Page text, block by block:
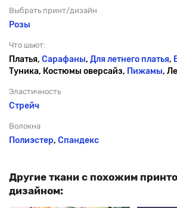
Выбрать принт/дизайн
Розы
Что шьют:
Платья, Сарафаны, Для летнего платья,
Туника, Костюмы оверсайз, Пижамы,
Эластичность
Стрейч
Волокна
Полиэстер, Спандекс
Другие ткани с похожим
дизайном: